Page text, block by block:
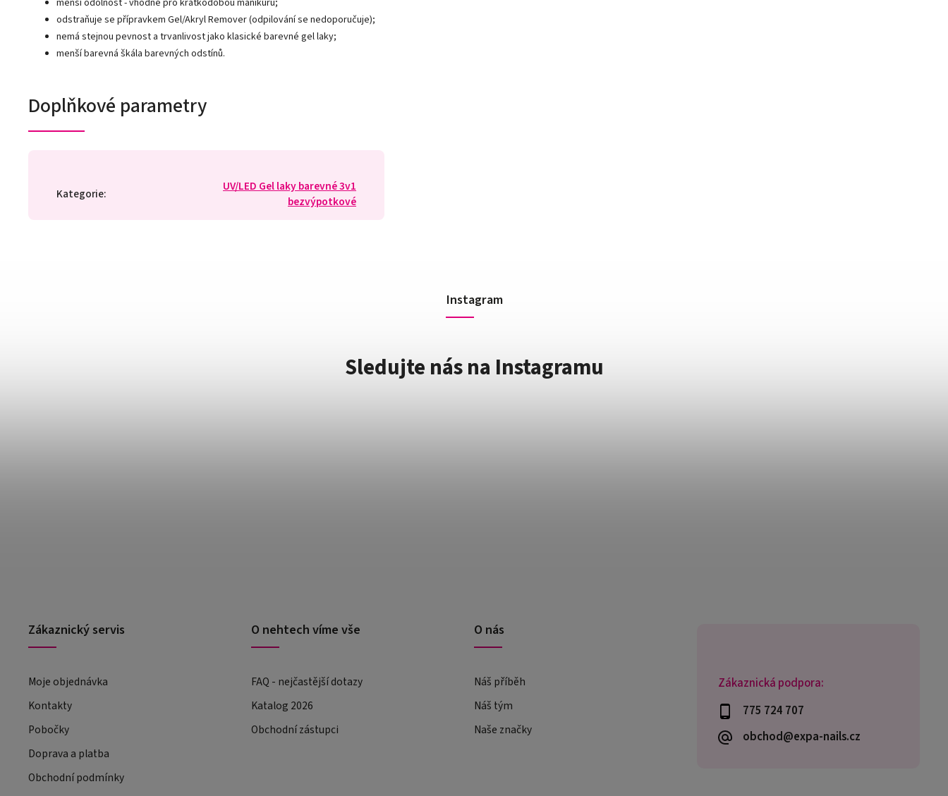
menší odolnost - vhodné pro krátkodobou manikúru;
odstraňuje se přípravkem Gel/Akryl Remover (odpilování se nedoporučuje);
nemá stejnou pevnost a trvanlivost jako klasické barevné gel laky;
menší barevná škála barevných odstínů.
Doplňkové parametry
Kategorie:
UV/LED Gel laky barevné 3v1
bezvýpotkové
Zákaznická podpora:
775 724 707
obchod@expa-nails.cz
Instagram
Sledujte nás na Instagramu
Zákaznický servis
Moje objednávka
Kontakty
Pobočky
Doprava a platba
Obchodní podmínky
O nehtech víme vše
FAQ - nejčastější dotazy
Katalog 2026
Obchodní zástupci
O nás
Náš příběh
Náš tým
Naše značky